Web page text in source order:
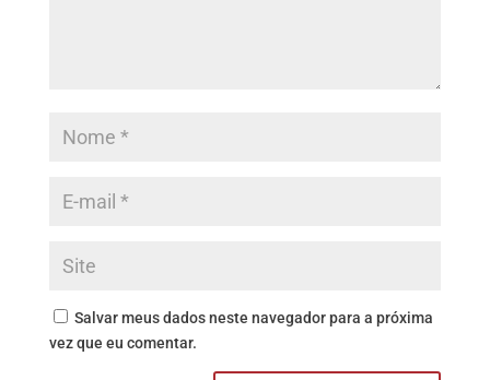
Salvar meus dados neste navegador para a próxima
vez que eu comentar.